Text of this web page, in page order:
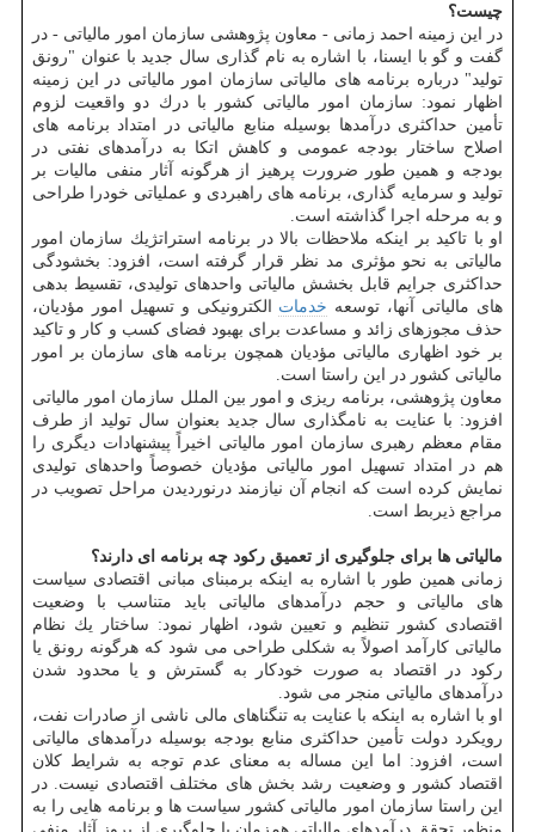
چیست؟
در این زمینه احمد زمانی - معاون پژوهشی سازمان امور مالیاتی - در
گفت و گو با ایسنا، با اشاره به نام گذاری سال جدید با عنوان "رونق
تولید" درباره برنامه های مالیاتی سازمان امور مالیاتی در این زمینه
اظهار نمود: سازمان امور مالیاتی كشور با درك دو واقعیت لزوم
تأمین حداكثری درآمدها بوسیله منابع مالیاتی در امتداد برنامه های
اصلاح ساختار بودجه عمومی و كاهش اتكا به درآمدهای نفتی در
بودجه و همین طور ضرورت پرهیز از هرگونه آثار منفی مالیات بر
تولید و سرمایه گذاری، برنامه های راهبردی و عملیاتی خودرا طراحی
و به مرحله اجرا گذاشته است.
او با تاكید بر اینكه ملاحظات بالا در برنامه استراتژیك سازمان امور
مالیاتی به نحو مؤثری مد نظر قرار گرفته است، افزود: بخشودگی
حداكثری جرایم قابل بخشش مالیاتی واحدهای تولیدی، تقسیط بدهی
های مالیاتی آنها، توسعه خدمات الكترونیكی و تسهیل امور مؤدیان،
حذف مجوزهای زائد و مساعدت برای بهبود فضای كسب و كار و تاكید
بر خود اظهاری مالیاتی مؤدیان همچون برنامه های سازمان بر امور
مالیاتی كشور در این راستا است.
معاون پژوهشی، برنامه ریزی و امور بین الملل سازمان امور مالیاتی
افزود: با عنایت به نامگذاری سال جدید بعنوان سال تولید از طرف
مقام معظم رهبری سازمان امور مالیاتی اخیراً پیشنهادات دیگری را
هم در امتداد تسهیل امور مالیاتی مؤدیان خصوصاً واحدهای تولیدی
نمایش كرده است كه انجام آن نیازمند درنوردیدن مراحل تصویب در
مراجع ذیربط است.
مالیاتی ها برای جلوگیری از تعمیق ركود چه برنامه ای دارند؟
زمانی همین طور با اشاره به اینكه برمبنای مبانی اقتصادی سیاست
های مالیاتی و حجم درآمدهای مالیاتی باید متناسب با وضعیت
اقتصادی كشور تنظیم و تعیین شود، اظهار نمود: ساختار یك نظام
مالیاتی كارآمد اصولاً به شكلی طراحی می شود كه هرگونه رونق یا
ركود در اقتصاد به صورت خودكار به گسترش و یا محدود شدن
درآمدهای مالیاتی منجر می شود.
او با اشاره به اینكه با عنایت به تنگناهای مالی ناشی از صادرات نفت،
رویكرد دولت تأمین حداكثری منابع بودجه بوسیله درآمدهای مالیاتی
است، افزود: اما این مساله به معنای عدم توجه به شرایط كلان
اقتصاد كشور و وضعیت رشد بخش های مختلف اقتصادی نیست. در
این راستا سازمان امور مالیاتی كشور سیاست ها و برنامه هایی را به